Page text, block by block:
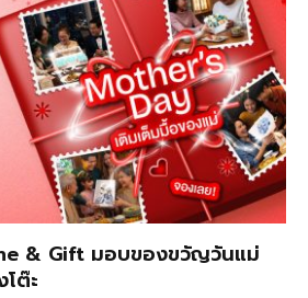
& Gift มอบของขวัญวันแม่
ต๊ะ